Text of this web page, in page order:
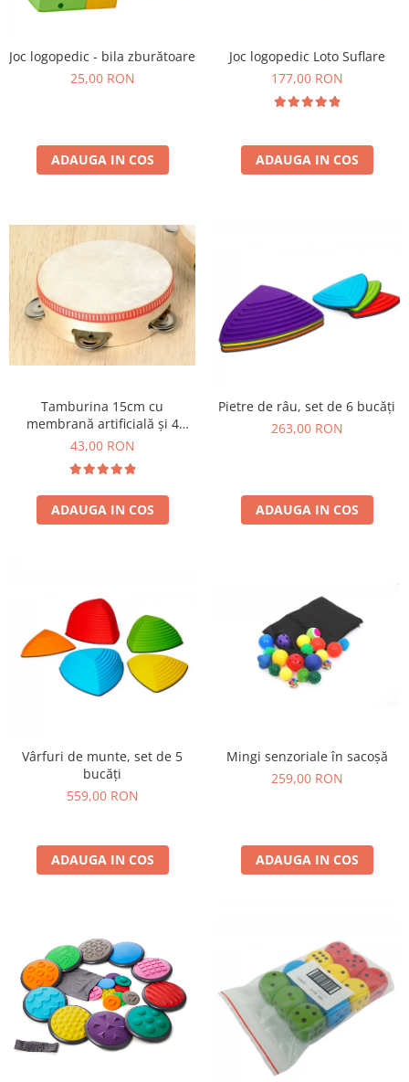
Biciclete si Triciclete
Biciclete Viking Challange
Biciclete Viking Explorer
Triciclete
Camere Senzoriale
Amenajări camere senzoriale
Echipamente camere senzoriale
Oferte pentru Camere Senzoriale
Creativitate si indemanare
Jucarii de constructii
Dezvoltare cognitiva
Jocuri matematice
Jucării de sortare
Dezvoltare vestibulara
Echilibru
Jucarii de echilibru
Mingi terapeutice
Module din burete
Recunoasterea formelor
Diverse jucarii educative
Mobilier gradinita
Montessori
Spații de joacă
Educatie inovativa
Anatomie
Joc logopedic - bila zburătoare
25,00 RON
ADAUGA IN COS
Joc logopedic Loto Suflare
177,00 RON
ADAUGA IN COS
Tamburina 15cm cu
membrană artificială și 4
perechi de zurgălăi
43,00 RON
ADAUGA IN COS
Pietre de râu, set de 6 bucăți
263,00 RON
ADAUGA IN COS
Vârfuri de munte, set de 5
bucăți
559,00 RON
ADAUGA IN COS
Mingi senzoriale în sacoșă
259,00 RON
ADAUGA IN COS